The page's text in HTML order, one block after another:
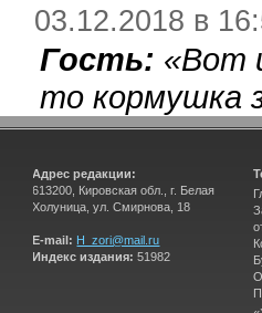
03.12.2018 в
Гость: «Вот
то кормушка
Адрес редакции:
613200, Кировская обл., г. Белая
Холуница, ул. Смирнова, 18
E-mail: H_zori@mail.ru
Индекс издания: 51982